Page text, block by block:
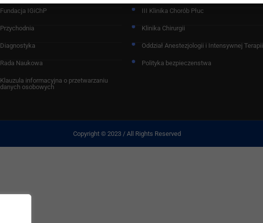
Fundacja IGiChP
Przychodnia
Diagnostyka
Rada Naukowa
Klauzula informacyjna o przetwarzaniu
danych osobowych
III Klinika Chorób Płuc
Klinika Chirurgii
Oddział Anestezjologii i Intensywnej Terapii
Polityka bezpieczenstwa
Copyright © 2023 / All Rights Reserved